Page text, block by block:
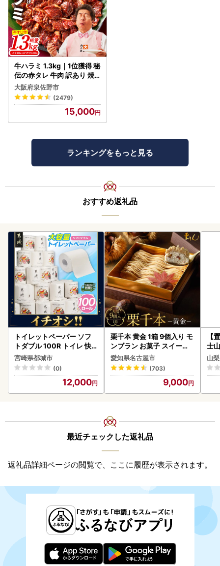
牛ハラミ 1.3kg｜1位獲得 秘
伝の赤タレ 牛肉 訳あり 焼
肉 BBQ
大阪府泉佐野市
(2479)
15,000
ランキングをもっと見る
おすすめ返礼品
トイレットペーパー ソフ
トダブル 100R トイレ 快
速〔12-I5-TP100-R〕
宮崎県都城市
(0)
12,000
栗千本 黄金 1箱 9個入り モ
ンブラン お菓子 スイーツ
デザート モンブラン 人気
愛知県名古屋市
(703)
9,000
【
士
山
最近チェックした返礼品
返礼品詳細ページの閲覧で、ここに履歴が表示されます。